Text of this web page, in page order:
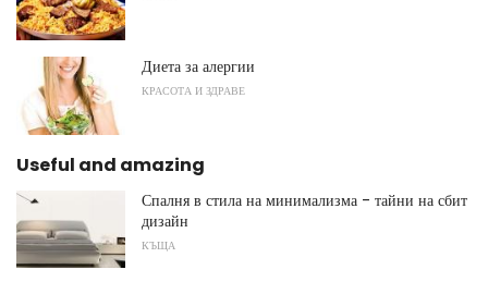
Диета за алергии
КРАСОТА И ЗДРАВЕ
Useful and amazing
Спалня в стила на минимализма - тайни на сбит
дизайн
КЪЩА